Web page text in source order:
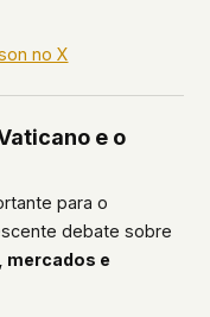
no X
e o
para o
debate sobre
mercados e